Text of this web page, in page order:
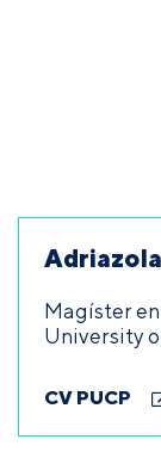
Magíster
University
CV PUCP